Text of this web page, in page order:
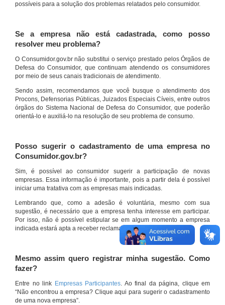
possíveis para a solução dos problemas relatados pelo consumidor.
Se a empresa não está cadastrada, como posso
resolver meu problema?
O Consumidor.gov.br não substitui o serviço prestado pelos Órgãos de
Defesa do Consumidor, que continuam atendendo os consumidores
por meio de seus canais tradicionais de atendimento.
Sendo assim, recomendamos que você busque o atendimento dos
Procons, Defensorias Públicas, Juizados Especiais Cíveis, entre outros
órgãos do Sistema Nacional de Defesa do Consumidor, que poderão
orientá-lo e auxiliá-lo na resolução de seu problema de consumo.
Posso sugerir o cadastramento de uma empresa no
Consumidor.gov.br?
Sim, é possível ao consumidor sugerir a participação de novas
empresas. Essa informação é importante, pois a partir dela é possível
iniciar uma tratativa com as empresas mais indicadas.
Lembrando que, como a adesão é voluntária, mesmo com sua
sugestão, é necessário que a empresa tenha interesse em participar.
Por isso, não é possível estipular se em algum momento a empresa
indicada estará apta a receber reclamações por meio do site.
Mesmo assim quero registrar minha sugestão. Como
fazer?
Entre no link Empresas Participantes. Ao final da página, clique em
“Não encontrou a empresa? Clique aqui para sugerir o cadastramento
de uma nova empresa”.